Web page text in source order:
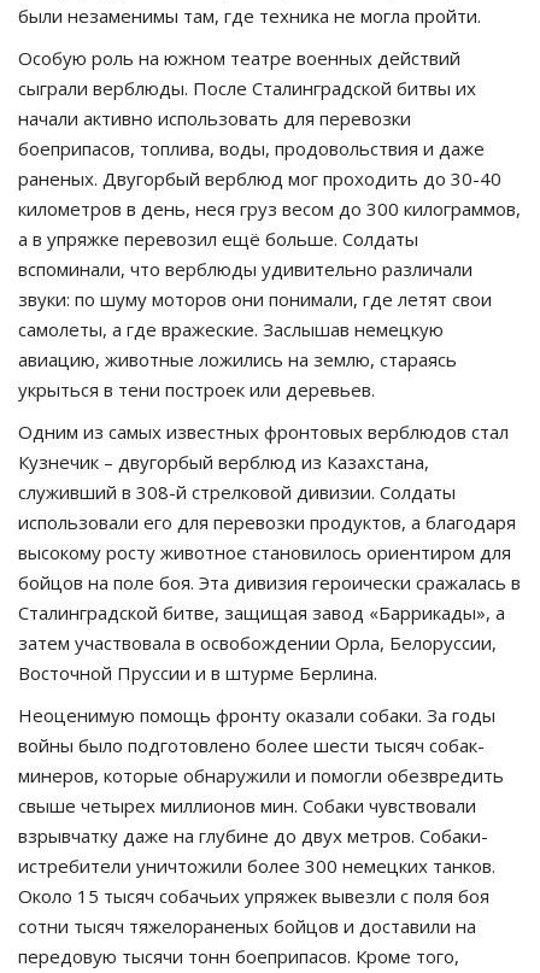
были незаменимы там, где техника не могла пройти.
Особую роль на южном театре военных действий
сыграли верблюды. После Сталинградской битвы их
начали активно использовать для перевозки
боеприпасов, топлива, воды, продовольствия и даже
раненых. Двугорбый верблюд мог проходить до 30-40
километров в день, неся груз весом до 300 килограммов,
а в упряжке перевозил ещё больше. Солдаты
вспоминали, что верблюды удивительно различали
звуки: по шуму моторов они понимали, где летят свои
самолеты, а где вражеские. Заслышав немецкую
авиацию, животные ложились на землю, стараясь
укрыться в тени построек или деревьев.
Одним из самых известных фронтовых верблюдов стал
Кузнечик – двугорбый верблюд из Казахстана,
служивший в 308-й стрелковой дивизии. Солдаты
использовали его для перевозки продуктов, а благодаря
высокому росту животное становилось ориентиром для
бойцов на поле боя. Эта дивизия героически сражалась в
Сталинградской битве, защищая завод «Баррикады», а
затем участвовала в освобождении Орла, Белоруссии,
Восточной Пруссии и в штурме Берлина.
Неоценимую помощь фронту оказали собаки. За годы
войны было подготовлено более шести тысяч собак-
минеров, которые обнаружили и помогли обезвредить
свыше четырех миллионов мин. Собаки чувствовали
взрывчатку даже на глубине до двух метров. Собаки-
истребители уничтожили более 300 немецких танков.
Около 15 тысяч собачьих упряжек вывезли с поля боя
сотни тысяч тяжелораненых бойцов и доставили на
передовую тысячи тонн боеприпасов. Кроме того,